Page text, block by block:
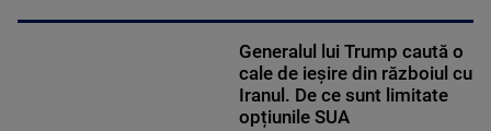
Generalul lui Trump caută o
cale de ieșire din războiul cu
Iranul. De ce sunt limitate
opțiunile SUA